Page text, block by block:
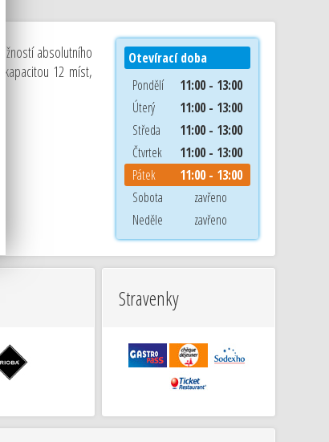
Otevírací doba
Pondělí
11:00 - 13:00
Úterý
11:00 - 13:00
Středa
11:00 - 13:00
Čtvrtek
11:00 - 13:00
Pátek
11:00 - 13:00
Sobota
zavřeno
Neděle
zavřeno
absolutního
12 míst,
Stravenky